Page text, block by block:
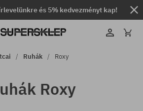
és 5% kedvezményt kap!
Ruhák Roxy
Roxy